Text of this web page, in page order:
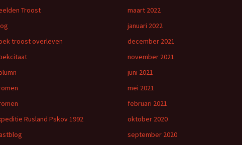
Troost
troost overleven
Rusland Pskov 1992
maart 2022
januari 2022
december 2021
november 2021
juni 2021
mei 2021
februari 2021
oktober 2020
september 2020